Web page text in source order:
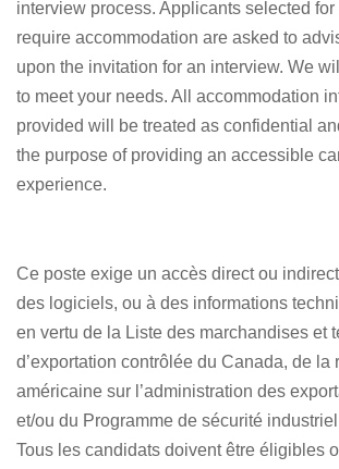
interview process. Applicants selected
require accommodation are asked to
upon the invitation for an interview. We
to meet your needs. All accommodation
provided will be treated as confidential
the purpose of providing an accessible
experience.
Ce poste exige un accès direct ou
des logiciels, ou à des informations
en vertu de la Liste des marchandises et
d’exportation contrôlée du Canada, de la
américaine sur l’administration des
et/ou du Programme de sécurité
Tous les candidats doivent être éligibles